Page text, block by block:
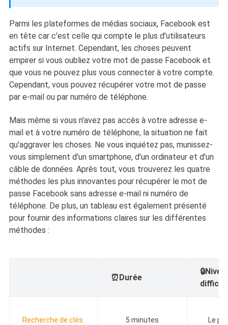
Parmi les plateformes de médias sociaux, Facebook est
en tête car c'est celle qui compte le plus d'utilisateurs
actifs sur Internet. Cependant, les choses peuvent
empirer si vous oubliez votre mot de passe Facebook et
que vous ne pouvez plus vous connecter à votre compte.
Cependant, vous pouvez récupérer votre mot de passe
par e-mail ou par numéro de téléphone.
Mais même si vous n'avez pas accès à votre adresse e-
mail et à votre numéro de téléphone, la situation ne fait
qu'aggraver les choses. Ne vous inquiétez pas, munissez-
vous simplement d'un smartphone, d'un ordinateur et d'un
câble de données. Après tout, vous trouverez les quatre
méthodes les plus innovantes pour récupérer le mot de
passe Facebook sans adresse e-mail ni numéro de
téléphone. De plus, un tableau est également présenté
pour fournir des informations claires sur les différentes
méthodes :
⏰Durée
Recherche de clés
5 minutes Le